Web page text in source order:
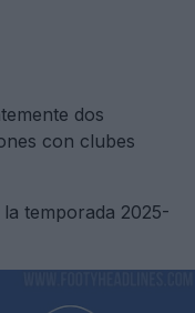
dos
con clubes
temporada 2025-